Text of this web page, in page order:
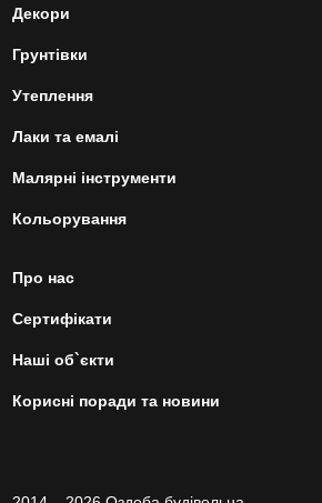
Декори
Грунтівки
Утеплення
Лаки та емалі
Малярні інструменти
Кольорування
Про нас
Сертифікати
Наші об`єкти
Корисні поради та новини